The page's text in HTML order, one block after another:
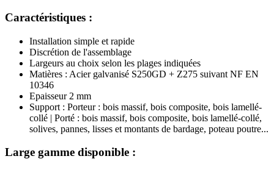
Caractéristiques :
Installation simple et rapide
Discrétion de l'assemblage
Largeurs au choix selon les plages indiquées
Matières : Acier galvanisé S250GD + Z275 suivant NF EN
10346
Epaisseur 2 mm
Support : Porteur : bois massif, bois composite, bois lamellé-
collé | Porté : bois massif, bois composite, bois lamellé-collé,
solives, pannes, lisses et montants de bardage, poteau poutre...
Large gamme disponible :